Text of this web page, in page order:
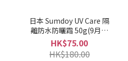
日本 Sumdoy UV Care 隔
離防水防曬霜 50g(9月上
旬)
HK$75.00
HK$180.00